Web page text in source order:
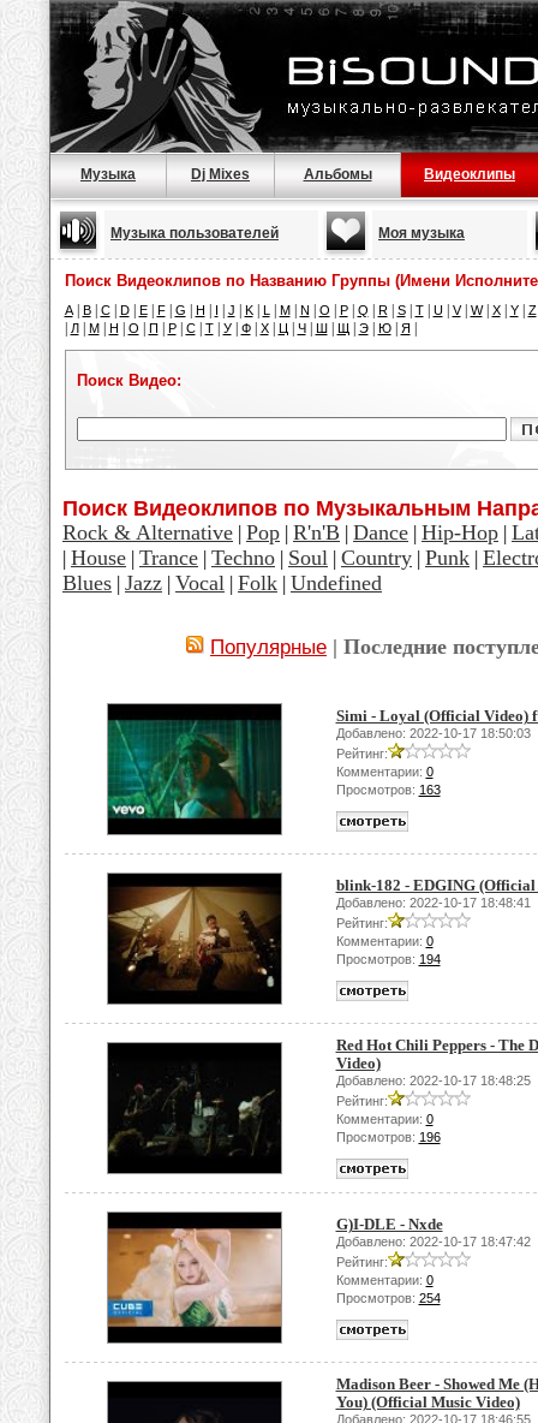
Музыка Dj Mixes Альбомы Видеоклипы
Музыка пользователей Моя музыка
Поиск Видеоклипов по Названию Группы (Имени
A| B| C| D| E| F| G H I J K| L | M| N O P| Q R| S| T| U| V| W| X| Y| Z
Л| М| Н О П Р| С| Т| У| Ф| Х| Ц| Ч| Ш| Щ| Э| Ю| Я
Поиск Видео:
Поиск Видеоклипов по Музыкальным
Rock & Alternative | Pop | R'n'B | Dance | Hip-Hop |
| House | Trance | Techno | Soul | Country | Punk |
Blues | Jazz | Vocal | Folk | Undefined
Популярные | Последние
Simi - Loyal (Official Video)
Добавлено: 2022-10-17 18:50:03
Рейтинг:
Комментарии: 0
Просмотров: 163
blink-182 - EDGING (Official
Добавлено: 2022-10-17 18:48:41
Рейтинг:
Комментарии: 0
Просмотров: 194
Red Hot Chili Peppers - The
Video)
Добавлено: 2022-10-17 18:48:25
Рейтинг:
Комментарии: 0
Просмотров: 196
G)I-DLE - Nxde
Добавлено: 2022-10-17 18:47:42
Рейтинг:
Комментарии: 0
Просмотров: 254
Madison Beer - Showed Me
You) (Official Music Video)
Добавлено: 2022-10-17 18:46:55